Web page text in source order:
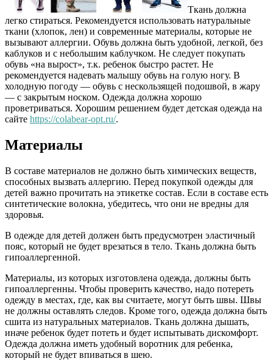
Ткань должна
легко стираться. Рекомендуется использовать натуральные
ткани (хлопок, лен) и современные материалы, которые не
вызывают аллергии. Обувь должна быть удобной, легкой, без
каблуков и с небольшим каблучком. Не следует покупать
обувь «на вырост», т.к. ребенок быстро растет. Не
рекомендуется надевать малышу обувь на голую ногу. В
холодную погоду — обувь с нескользящей подошвой, в жару
— с закрытым носком. Одежда должна хорошо
проветриваться. Хорошим решением будет детская одежда на
сайте https://colabear-opt.ru/.
Материалы
В составе материалов не должно быть химических веществ,
способных вызвать аллергию. Перед покупкой одежды для
детей важно прочитать на этикетке состав. Если в составе есть
синтетические волокна, убедитесь, что они не вредны для
здоровья.
В одежде для детей должен быть предусмотрен эластичный
пояс, который не будет врезаться в тело. Ткань должна быть
гипоаллергенной.
Материалы, из которых изготовлена одежда, должны быть
гипоаллергенны. Чтобы проверить качество, надо потереть
одежду в местах, где, как вы считаете, могут быть швы. Швы
не должны оставлять следов. Кроме того, одежда должна быть
сшита из натуральных материалов. Ткань должна дышать,
иначе ребенок будет потеть и будет испытывать дискомфорт.
Одежда должна иметь удобный воротник для ребенка,
который не будет впиваться в шею.